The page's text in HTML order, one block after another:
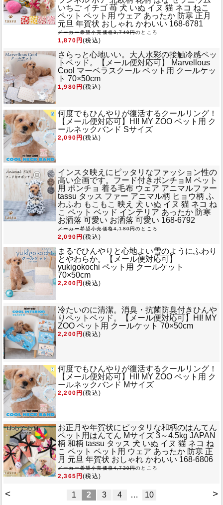
いちご イチゴ 苺 犬 いぬ イヌ 猫 ネコ ねこ
ペット ペット用 ウェア あったか 防寒 正月
元旦 年賀状 おしゃれ かわいい 168-6781
メーカー希望小売価格3,740円のところ
1,870円(税込)
さらっと心地いい。大人水彩の接触冷感ペッ
トベッド。
【メール便対応可】 Marvellous
Cool マーベラスクール ペット用 クールケッ
ト 70×50cm
1,980円(税込)
何度でもひんやりが復活するクールリング！
【メール便対応可】HI! MY ZOO ペット用 ク
ールネックバンド Sサイズ
2,090円(税込)
インスタ映えにピッタリなファッション性の
高い企画です。 フード付きポンチョM ペット
用 ポンチョ 着る毛布 ウェア アニマルファー
tassu タッス ファー アニマル柄 ヒョウ柄 ふ
わふわ もこもこ 映え 犬 いぬ イヌ 猫 ネコ ね
こ ペット ベッド インテリア あったか 防寒
お洒落 可愛い お洒落 可愛い 168-6792
メーカー希望小売価格4,180円のところ
2,090円(税込)
まるでひんやりと心地よい雪のようにふわり
とやわらか。
【メール便対応可】
yukigokochi ペット用 クールケット
70×50cm
2,200円(税込)
冷たいのに清潔。消臭・抗菌防臭付きひんや
りペットベッド。
【メール便対応可】HI! MY
ZOO ペット用 クールケット 70×50cm
2,200円(税込)
何度でもひんやりが復活するクールリング！
【メール便対応可】HI! MY ZOO ペット用 ク
ールネックバンド Mサイズ
2,200円(税込)
お正月や年賀状にピッタリな和柄のはんてん
ペット用はんてん Mサイズ 3～4.5kg JAPAN
柄 和柄 tassu タッス 犬 いぬ イヌ 猫 ネコ ね
こ ペット ペット用 ウェア あったか 防寒 正
月 元旦 年賀状 おしゃれ かわいい 168-6806
メーカー希望小売価格4,730円のところ
2,365円(税込)
< >
1 2 3 4 … 10